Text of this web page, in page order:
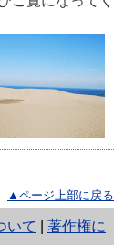
▲ページ上部に戻る
いて
著作権に